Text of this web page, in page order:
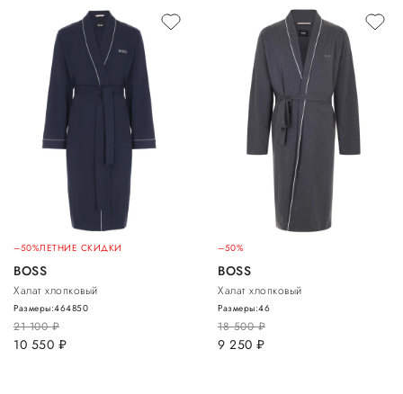
–50%ЛЕТНИЕ СКИДКИ
BOSS
Халат хлопковый
21 100руб.
10 550 руб.
Размеры:464850
–50%
BOSS
Халат хлопковый
18 500руб.
9 250 руб.
Размеры:46